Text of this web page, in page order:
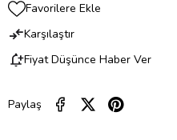
Favorilere Ekle
Karşılaştır
Fiyat Düşünce Haber Ver
Paylaş